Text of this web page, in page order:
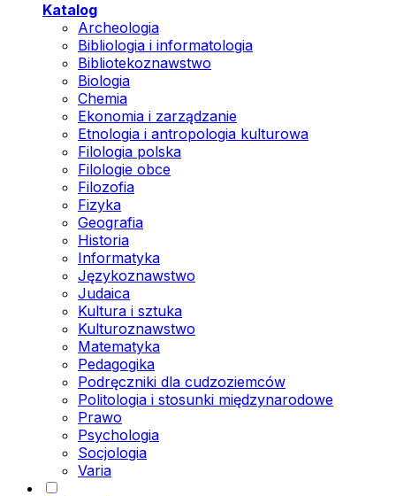
Katalog
Archeologia
Bibliologia i informatologia
Bibliotekoznawstwo
Biologia
Chemia
Ekonomia i zarządzanie
Etnologia i antropologia kulturowa
Filologia polska
Filologie obce
Filozofia
Fizyka
Geografia
Historia
Informatyka
Językoznawstwo
Judaica
Kultura i sztuka
Kulturoznawstwo
Matematyka
Pedagogika
Podręczniki dla cudzoziemców
Politologia i stosunki międzynarodowe
Prawo
Psychologia
Socjologia
Varia